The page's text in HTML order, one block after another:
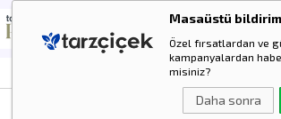
Masaüstü
Özel fırsatlardan ve
kampanyalardan
misiniz?
Daha sonra